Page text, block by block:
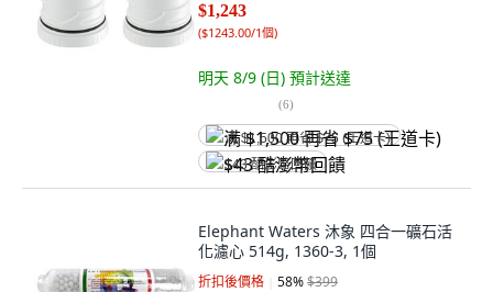
$1,243
($1243.00/1個)
明天 8/9 (日) 預計送達
(6)
满 $1,500 再省 $75 (王道卡)
$43 酷澎幣回饋
Elephant Waters 沐象 四合一礦石活
化濾心 514g, 1360-3, 1個
折扣後價格 58%$399